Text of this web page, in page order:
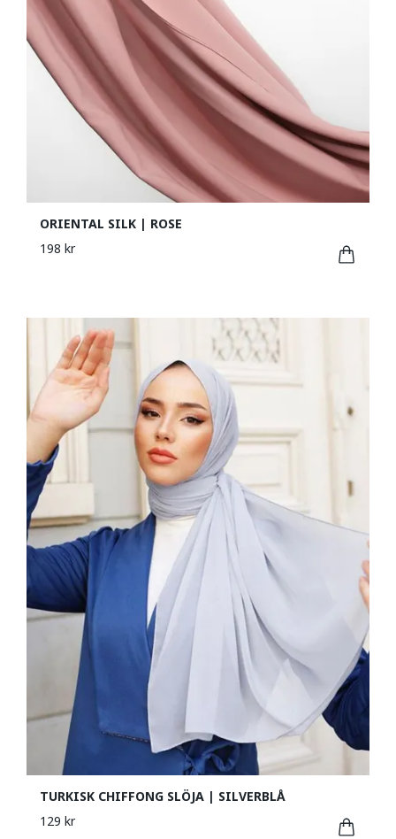
ORIENTAL SILK | ROSE
198 kr
TURKISK CHIFFONG SLÖJA | SILVERBLÅ
129 kr